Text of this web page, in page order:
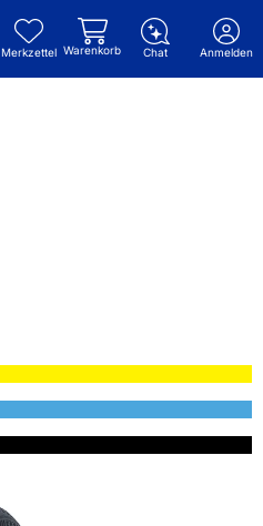
Merkzettel Warenkorb Chat Anmelden